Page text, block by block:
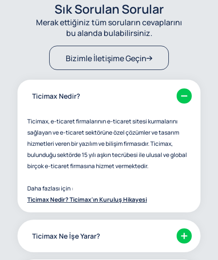
Sık Sorulan Sorular
Merak ettiğiniz tüm soruların cevaplarını
bu alanda bulabilirsiniz.
Bizimle İletişime Geçin
Ticimax Nedir?
Ticimax, e-ticaret firmalarının e-ticaret sitesi kurmalarını
sağlayan ve e-ticaret sektörüne özel çözümler ve tasarım
hizmetleri veren bir yazılım ve bilişim firmasıdır. Ticimax,
bulunduğu sektörde 15 yılı aşkın tecrübesi ile ulusal ve global
birçok e-ticaret firmasına hizmet vermektedir.
Daha fazlası için :
Ticimax Nedir? Ticimax'ın Kuruluş Hikayesi
Ticimax Ne İşe Yarar?